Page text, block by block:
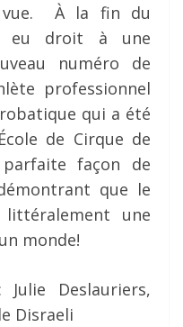
À la fin du
eu droit à une
numéro de
professionnel
qui a été
de Cirque de
façon de
que le
littéralement une
monde!
Deslauriers,
Disraeli